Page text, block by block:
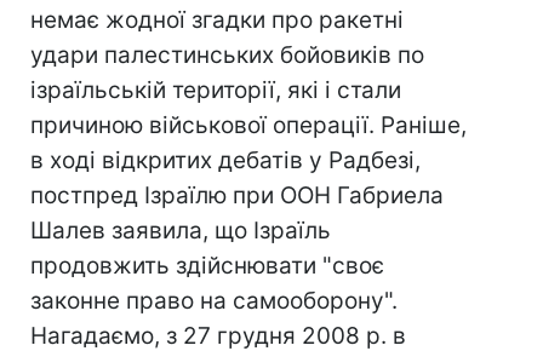
немає жодної згадки про ракетні
удари палестинських бойовиків по
ізраїльській території, які і стали
причиною військової операції. Раніше,
в ході відкритих дебатів у Радбезі,
постпред Ізраїлю при ООН Габриела
Шалев заявила, що Ізраїль
продовжить здійснювати "своє
законне право на самооборону".
Нагадаємо, з 27 грудня 2008 р. в